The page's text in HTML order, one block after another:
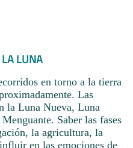
LUNA
en torno a la tierra
Las
la Luna Nueva, Luna
Saber las fases
la agricultura, la
en las emociones de